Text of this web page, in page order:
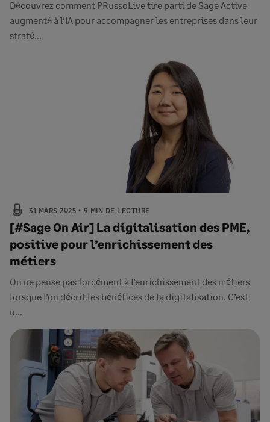
Découvrez comment PRussoLive tire parti de Sage Active
augmenté à l’IA pour accompagner les entreprises dans leur
straté...
31 MARS 2025 9 MIN DE LECTURE
[#Sage On Air] La digitalisation des PME,
positive pour l’enrichissement des
métiers
On ne pense pas forcément à l’enrichissement des métiers
lorsque l’on décrit les bénéfices de la digitalisation. C’est
u...